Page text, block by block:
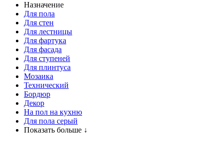
Назначение
Для пола
Для стен
Для лестницы
Для фартука
Для фасада
Для ступеней
Для плинтуса
Мозаика
Технический
Бордюр
Декор
На пол на кухню
Для пола серый
Показать больше ↓